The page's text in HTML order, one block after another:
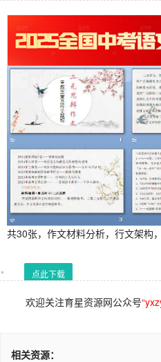
共30张，作文材料分析，行文架构
点此下载
欢迎关注育星资源网公众号
相关资源：